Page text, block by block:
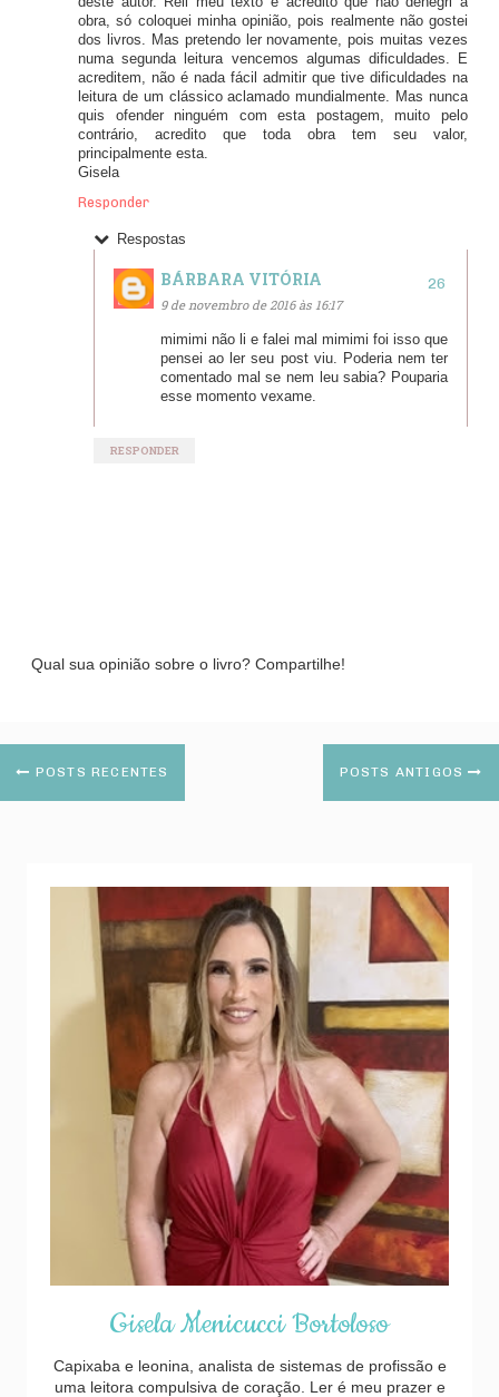
obra, só coloquei minha opinião, pois realmente não gostei
dos livros. Mas pretendo ler novamente, pois muitas vezes
numa segunda leitura vencemos algumas dificuldades. E
acreditem, não é nada fácil admitir que tive dificuldades na
leitura de um clássico aclamado mundialmente. Mas nunca
quis ofender ninguém com esta postagem, muito pelo
contrário, acredito que toda obra tem seu valor,
principalmente esta.
Gisela
Responder
Respostas
BÁRBARA VITÓRIA
9 de novembro de 2016 às 16:17
mimimi não li e falei mal mimimi foi isso que
pensei ao ler seu post viu. Poderia nem ter
comentado mal se nem leu sabia? Pouparia
esse momento vexame.
RESPONDER
Qual sua opinião sobre o livro? Compartilhe!
POSTS RECENTES POSTS ANTIGOS
Gisela Menicucci Bortoloso
Capixaba e leonina, analista de sistemas de profissão e
uma leitora compulsiva de coração. Ler é meu prazer e